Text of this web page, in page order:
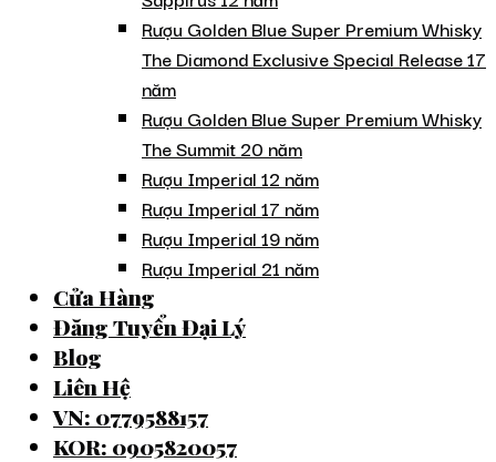
Rượu Golden Blue Super Premium Whisky
The Diamond Exclusive Special Release 17
năm
Rượu Golden Blue Super Premium Whisky
The Summit 20 năm
Rượu Imperial 12 năm
Rượu Imperial 17 năm
Rượu Imperial 19 năm
Rượu Imperial 21 năm
Cửa Hàng
Đăng Tuyển Đại Lý
Blog
Liên Hệ
VN: 0779588157
KOR: 0905820057